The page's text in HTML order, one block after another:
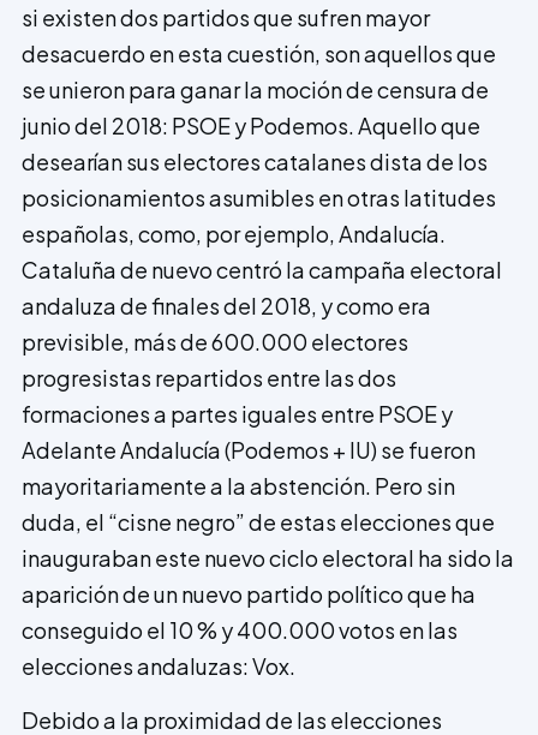
si existen dos partidos que sufren mayor
desacuerdo en esta cuestión, son aquellos que
se unieron para ganar la moción de censura de
junio del 2018: PSOE y Podemos. Aquello que
desearían sus electores catalanes dista de los
posicionamientos asumibles en otras latitudes
españolas, como, por ejemplo, Andalucía.
Cataluña de nuevo centró la campaña electoral
andaluza de finales del 2018, y como era
previsible, más de 600.000 electores
progresistas repartidos entre las dos
formaciones a partes iguales entre PSOE y
Adelante Andalucía (Podemos + IU) se fueron
mayoritariamente a la abstención. Pero sin
duda, el “cisne negro” de estas elecciones que
inauguraban este nuevo ciclo electoral ha sido la
aparición de un nuevo partido político que ha
conseguido el 10 % y 400.000 votos en las
elecciones andaluzas: Vox.
Debido a la proximidad de las elecciones